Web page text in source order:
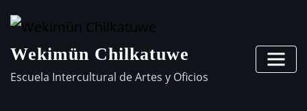
Wekimün Chilkatuwe
Escuela Intercultural de Artes y Oficios